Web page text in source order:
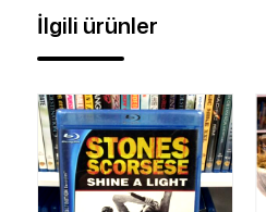
İlgili ürünler